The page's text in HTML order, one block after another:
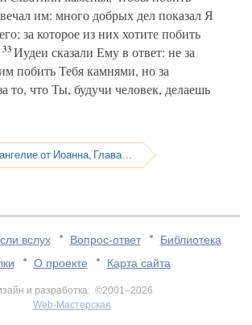
им: много добрых дел показал Я
за которое из них хотите побить
33Иудеи сказали Ему в ответ: не за
побить Тебя камнями, но за
то, что Ты, будучи человек, делаешь
Евангелие от Иоанна, Глава 10
вслух Вопрос-ответ
Библиотека
О проекте Карта сайта
и разработка: ©2001–2026
Web-Мастерская